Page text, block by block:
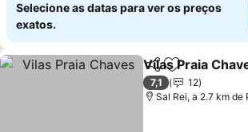
Selecione as datas para ver os preços
exatos.
PartilharAdicionar
Vilas Praia
7,1
12
Sal Rei, a 2.7 km de